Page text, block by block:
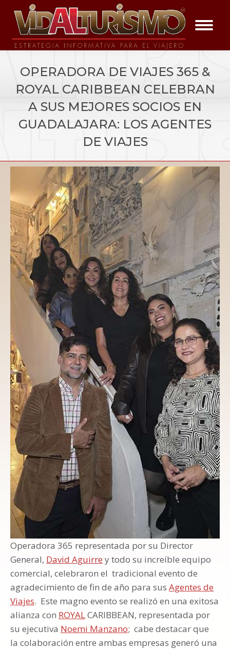
OPERADORA DE VIAJES 365 &
ROYAL CARIBBEAN CELEBRAN
A SUS MEJORES SOCIOS EN
GUADALAJARA: LOS AGENTES
DE VIAJES
Vida a los Eventos
Operadora 365 representada por su Director
General, David Aguirre y todo su increíble equipo
comercial, celebraron el tradicional evento de
agradecimiento de fin de año para sus Agentes de
Viajes. Este magno evento se realizó en una exitosa
alianza con ROYALCARIBBEAN, representada por
su ejecutiva Noemi Manzano; cabe destacar que
la colaboración entre ambas empresas generó una